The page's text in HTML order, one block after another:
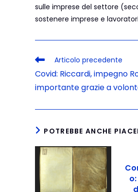
sulle imprese del settore
sostenere imprese e
Articolo precedente
Covid: Riccardi, impegno
importante grazie a
POTREBBE ANCHE